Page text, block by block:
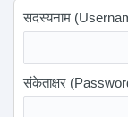
सदस्यनाम
संकेताक्षर